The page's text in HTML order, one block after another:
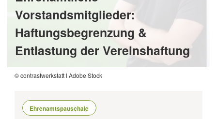
Vorstandsmitglieder:
Haftungsbegrenzung &
Entlastung der Vereinshaftung
© contrastwerkstatt l Adobe Stock
Ehrenamtspauschale